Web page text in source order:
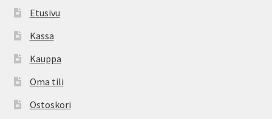
Etusivu
Kassa
Kauppa
Oma tili
Ostoskori